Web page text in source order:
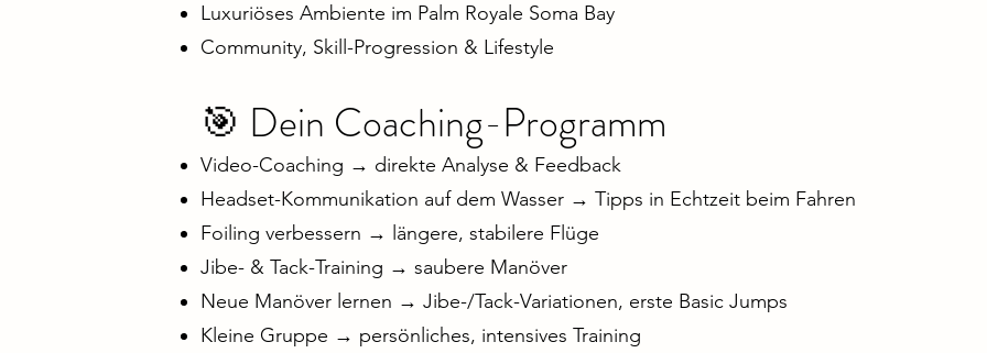
Luxuriöses Ambiente im Palm Royale Soma Bay
Community, Skill-Progression & Lifestyle
🎯 Dein Coaching-Programm
Video-Coaching → direkte Analyse & Feedback
Headset-Kommunikation auf dem Wasser → Tipps in Echtzeit beim Fahren
Foiling verbessern → längere, stabilere Flüge
Jibe- & Tack-Training → saubere Manöver
Neue Manöver lernen → Jibe-/Tack-Variationen, erste Basic Jumps
Kleine Gruppe → persönliches, intensives Training